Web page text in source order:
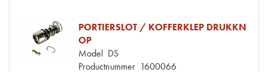
PORTIERSLOT / KOFFERKLEP DRUKKN
OP
Model DS
Productnummer 1600066